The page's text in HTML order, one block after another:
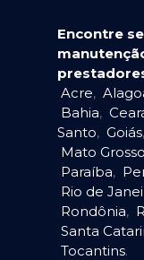
Encontre
Acre,
Bahia,
Santo, Goiás,
Mato
Paraíba,
Rio de
Rondônia,
Santa
Tocantins.